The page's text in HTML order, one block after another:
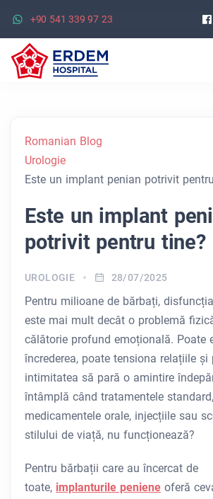
+90 541 339 97 23
Romanian Blog
Urologie
Este un implant penian potrivit
Este un implant
potrivit pentru tine?
UROLOGIE 28/07/2025
Pentru milioane de bărbați,
este mai mult decât o problemă
călătorie profund emoțională. Poate
încrederea, poate tensiona relațiile și
intimitatea să pară o amintire
întâmplă când tratamentele
medicamentele orale, injecțiile sau
stilului de viață, nu funcționează?
Pentru bărbații care au încercat de
toate, implanturile peniene oferă